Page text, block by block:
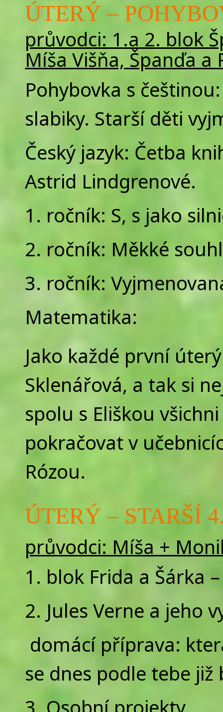
ÚTERÝ –
průvodci: 1.a 2. blok
Míša Višňa, Španďa a
Pohybovka s
slabiky. Starší děti
Český jazyk: Četba
Astrid Lindgrenové.
1. ročník: S, s jako
2. ročník: Měkké
3. ročník:
Matematika:
Jako každé první
Sklenářová, a tak si
spolu s Eliškou
pokračovat v
Rózou.
ÚTERÝ – STARŠÍ
průvodci: Míša +
1. blok Frida a Šárka
2. Jules Verne a jeho
domácí příprava:
se dnes podle tebe již